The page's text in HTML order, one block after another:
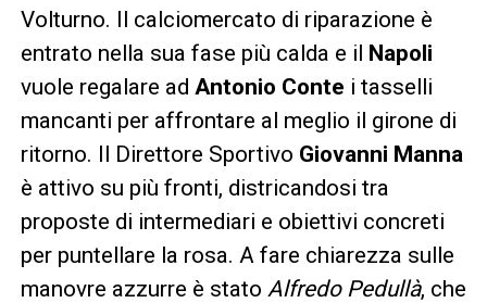
Volturno. Il calciomercato di riparazione è
entrato nella sua fase più calda e il Napoli
vuole regalare ad Antonio Conte i tasselli
mancanti per affrontare al meglio il girone di
ritorno. Il Direttore Sportivo Giovanni Manna
è attivo su più fronti, districandosi tra
proposte di intermediari e obiettivi concreti
per puntellare la rosa. A fare chiarezza sulle
manovre azzurre è stato Alfredo Pedullà, che